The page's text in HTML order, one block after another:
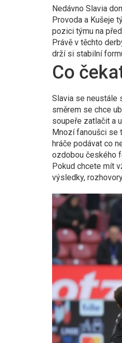
Nedávno Slavia
Provoda a Kušeje
pozici týmu na
Právě v těchto
drží si stabilní
Co
Slavia se neustále
směrem se chce
soupeře zatlačit a
Mnozí fanoušci se
hráče podávat co
ozdobou českého
Pokud chcete mít
výsledky,